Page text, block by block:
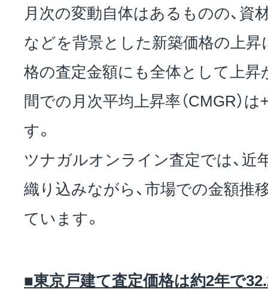
月次の変動自体はあるものの、資
などを背景とした新築価格の上昇
格の査定金額にも全体として上昇
間での月次平均上昇率（CMGR）
す。
ツナガルオンライン査定では、近
織り込みながら、市場での金額推
ています。
■東京戸建て査定価格は約2年で